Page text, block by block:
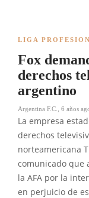
LIGA
Fox
derechos
argentino
Argentina F.C. 6 años
La empresa
derechos
norteamericana
comunicado que
la AFA por la
en perjuicio de